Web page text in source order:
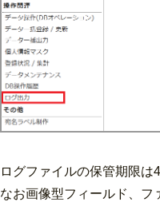
ログファイルの保管期限は
なお画像型フィールド、フ